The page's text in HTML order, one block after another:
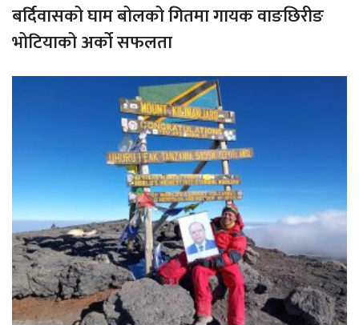
बर्दिवासको घाम बोलको गितमा गायक वाङछिरीङ
भोटियाको अर्को सफलता